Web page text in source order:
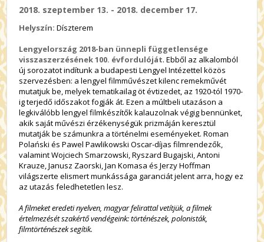
2018. szeptember 13. - 2018. december 17.
Helyszín:Díszterem
Lengyelország 2018-ban ünnepli függetlensége
visszaszerzésének 100. évfordulóját. Ebből az alkalomból
új sorozatot indítunk a budapesti Lengyel Intézettel közös
szervezésben: a lengyel filmművészet kilenc remekművét
mutatjuk be, melyek tematikailag öt évtizedet, az 1920-tól 1970-
ig terjedő időszakot fogják át. Ezen a múltbeli utazáson a
legkiválóbb lengyel filmkészítők kalauzolnak végig bennünket,
akik saját művészi érzékenységük prizmáján keresztül
mutatják be számunkra a történelmi eseményeket. Roman
Polański és Pawel Pawlikowski Oscar-díjas filmrendezők,
valamint Wojciech Smarzowski, Ryszard Bugajski, Antoni
Krauze, Janusz Zaorski, Jan Komasa és Jerzy Hoffman
világszerte elismert munkássága garanciát jelent arra, hogy ez
az utazás feledhetetlen lesz.
A filmeket eredeti nyelven, magyar felirattal vetítjük, a filmek
értelmezését szakértő vendégeink: történészek, polonisták,
filmtörténészek segítik.